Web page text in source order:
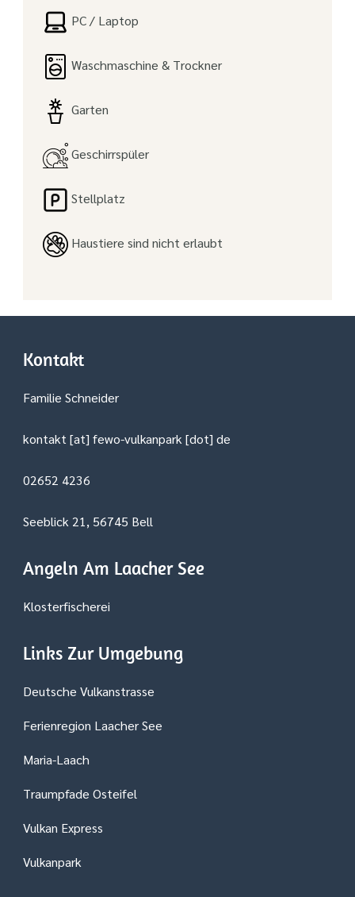
PC / Laptop
Waschmaschine & Trockner
Garten
Geschirrspüler
Stellplatz
Haustiere sind nicht erlaubt
Kontakt
Familie Schneider
kontakt [at] fewo-vulkanpark [dot] de
02652 4236
Seeblick 21, 56745 Bell
Angeln Am Laacher See
Klosterfischerei
Links Zur Umgebung
Deutsche Vulkanstrasse
Ferienregion Laacher See
Maria-Laach
Traumpfade Osteifel
Vulkan Express
Vulkanpark